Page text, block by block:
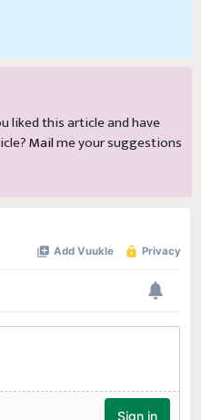
liked this article and have
Mailme your suggestions